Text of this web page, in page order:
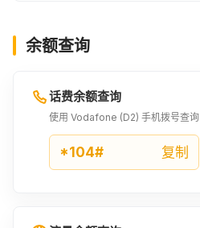
余额查询
话费余额查询
使用 Vodafone (D2) 手机拨号查询
*104# 复制